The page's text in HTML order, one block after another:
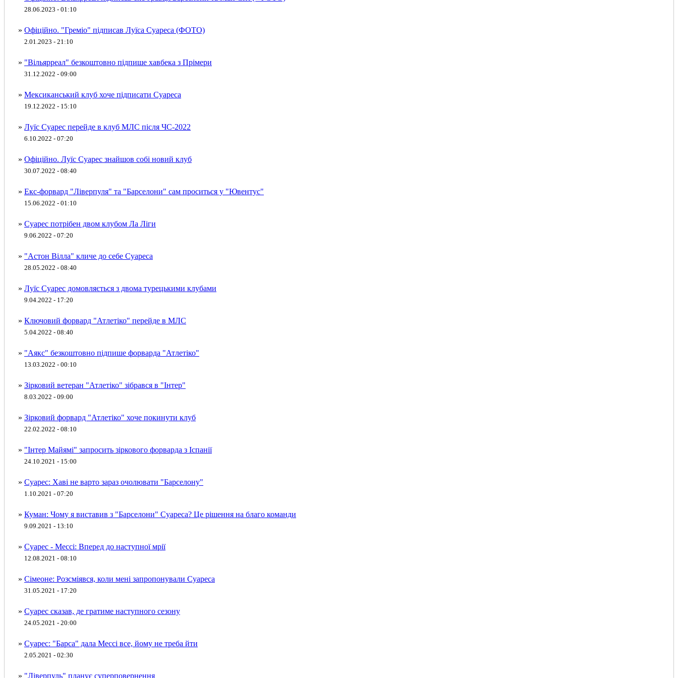
28.06.2023 - 01:10
» Офіційно. "Греміо" підписав Луїса Суареса (ФОТО)
2.01.2023 - 21:10
» "Вільярреал" безкоштовно підпише хавбека з Прімери
31.12.2022 - 09:00
» Мексиканський клуб хоче підписати Суареса
19.12.2022 - 15:10
» Луїс Суарес перейде в клуб МЛС після ЧС-2022
6.10.2022 - 07:20
» Офіційно. Луїс Суарес знайшов собі новий клуб
30.07.2022 - 08:40
» Екс-форвард "Ліверпуля" та "Барселони" сам проситься у "Ювентус"
15.06.2022 - 01:10
» Суарес потрібен двом клубом Ла Ліги
9.06.2022 - 07:20
» "Астон Вілла" кличе до себе Суареса
28.05.2022 - 08:40
» Луїс Суарес домовляється з двома турецькими клубами
9.04.2022 - 17:20
» Ключовий форвард "Атлетіко" перейде в МЛС
5.04.2022 - 08:40
» "Аякс" безкоштовно підпише форварда "Атлетіко"
13.03.2022 - 00:10
» Зірковий ветеран "Атлетіко" зібрався в "Інтер"
8.03.2022 - 09:00
» Зірковий форвард "Атлетіко" хоче покинути клуб
22.02.2022 - 08:10
» "Інтер Майямі" запросить зіркового форварда з Іспанії
24.10.2021 - 15:00
» Суарес: Хаві не варто зараз очолювати "Барселону"
1.10.2021 - 07:20
» Куман: Чому я виставив з "Барселони" Суареса? Це рішення на благо команди
9.09.2021 - 13:10
» Суарес - Мессі: Вперед до наступної мрії
12.08.2021 - 08:10
» Сімеоне: Розсміявся, коли мені запропонували Суареса
31.05.2021 - 17:20
» Суарес сказав, де гратиме наступного сезону
24.05.2021 - 20:00
» Суарес: "Барса" дала Мессі все, йому не треба йти
2.05.2021 - 02:30
» "Ліверпуль" планує суперповернення